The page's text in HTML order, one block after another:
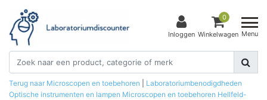
Inloggen
0
Winkelwagen Menu
Terug naar Microscopen en toebehoren
Laboratoriumbenodigdheden
Optische instrumenten en lampen Microscopen en toebehoren Hellfeld-